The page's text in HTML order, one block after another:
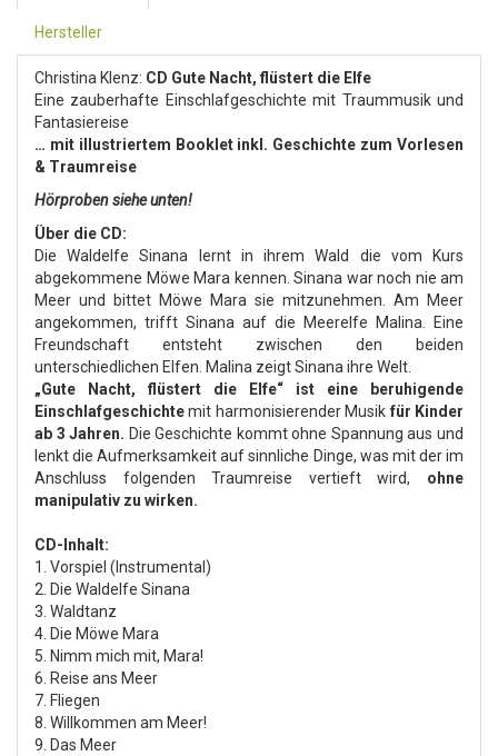
Hersteller
Christina Klenz: CD Gute Nacht, flüstert die Elfe
Eine zauberhafte Einschlafgeschichte mit Traummusik und
Fantasiereise
… mit illustriertem Booklet inkl. Geschichte zum Vorlesen
& Traumreise
Hörproben siehe unten!
Über die CD:
Die Waldelfe Sinana lernt in ihrem Wald die vom Kurs
abgekommene Möwe Mara kennen. Sinana war noch nie am
Meer und bittet Möwe Mara sie mitzunehmen. Am Meer
angekommen, trifft Sinana auf die Meerelfe Malina. Eine
Freundschaft entsteht zwischen den beiden
unterschiedlichen Elfen. Malina zeigt Sinana ihre Welt.
„Gute Nacht, flüstert die Elfe“ ist eine beruhigende
Einschlafgeschichtemit harmonisierender Musik für Kinder
ab 3 Jahren. Die Geschichte kommt ohne Spannung aus und
lenkt die Aufmerksamkeit auf sinnliche Dinge, was mit der im
Anschluss folgenden Traumreise vertieft wird, ohne
manipulativ zu wirken.
CD-Inhalt:
1. Vorspiel (Instrumental)
2. Die Waldelfe Sinana
3. Waldtanz
4. Die Möwe Mara
5. Nimm mich mit, Mara!
6. Reise ans Meer
7. Fliegen
8. Willkommen am Meer!
9. Das Meer